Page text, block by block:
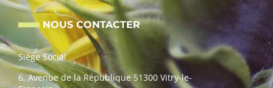
NOUS CONTACTER
Siège Social
6, Avenue de la République 51300 Vitry-le-